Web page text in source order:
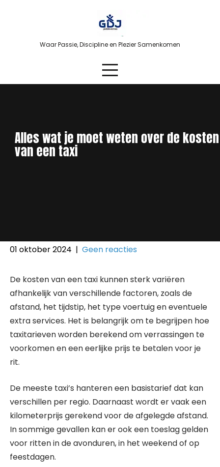
Waar Passie, Discipline en Plezier Samenkomen
Alles wat je moet weten over de kosten
van een taxi
01 oktober 2024 | Geen reacties
De kosten van een taxi kunnen sterk variëren
afhankelijk van verschillende factoren, zoals de
afstand, het tijdstip, het type voertuig en eventuele
extra services. Het is belangrijk om te begrijpen hoe
taxitarieven worden berekend om verrassingen te
voorkomen en een eerlijke prijs te betalen voor je
rit.
De meeste taxi’s hanteren een basistarief dat kan
verschillen per regio. Daarnaast wordt er vaak een
kilometerprijs gerekend voor de afgelegde afstand.
In sommige gevallen kan er ook een toeslag gelden
voor ritten in de avonduren, in het weekend of op
feestdagen.